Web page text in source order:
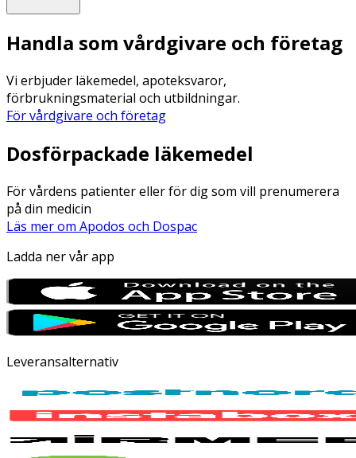
Handla som vårdgivare och företag
Vi erbjuder läkemedel, apoteksvaror,
förbrukningsmaterial och utbildningar.
För vårdgivare och företag
Dosförpackade läkemedel
För vårdens patienter eller för dig som vill prenumerera
på din medicin
Läs mer om Apodos och Dospac
Ladda ner vår app
Leveransalternativ